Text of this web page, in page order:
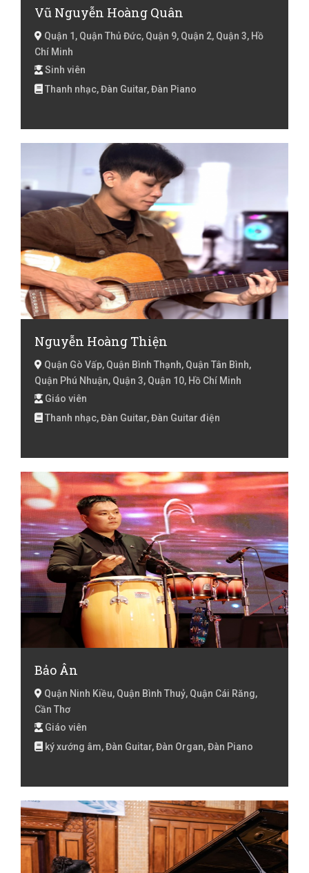
Vũ Nguyễn Hoàng Quân
Quận 1, Quận Thủ Đức, Quận 9, Quận 2, Quận 3, Hồ
Chí Minh
Sinh viên
Thanh nhạc, Đàn Guitar, Đàn Piano
Nguyễn Hoàng Thiện
Quận Gò Vấp, Quận Bình Thạnh, Quận Tân Bình,
Quận Phú Nhuận, Quận 3, Quận 10, Hồ Chí Minh
Giáo viên
Thanh nhạc, Đàn Guitar, Đàn Guitar điện
Bảo Ân
Quận Ninh Kiều, Quận Bình Thuỷ, Quận Cái Răng,
Cần Thơ
Giáo viên
ký xướng âm, Đàn Guitar, Đàn Organ, Đàn Piano